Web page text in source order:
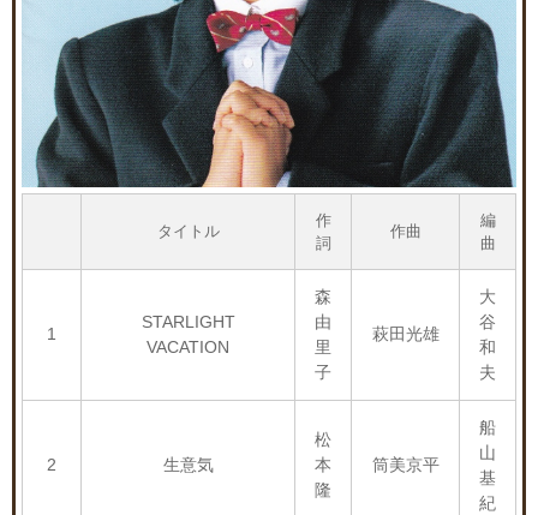
タイトル
作
詞
作曲
編
曲
1
STARLIGHT
VACATION
森
由
里
子
萩田光雄
大
谷
和
夫
2 生意気
松
本
隆
筒美京平
船
山
基
紀